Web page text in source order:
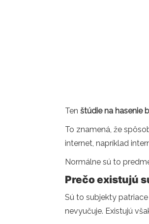
Ten štúdie na hasenie
To znamená, že
internet, napríklad
Normálne sú to
Prečo existujú
Sú to subjekty
nevyučuje. Existujú